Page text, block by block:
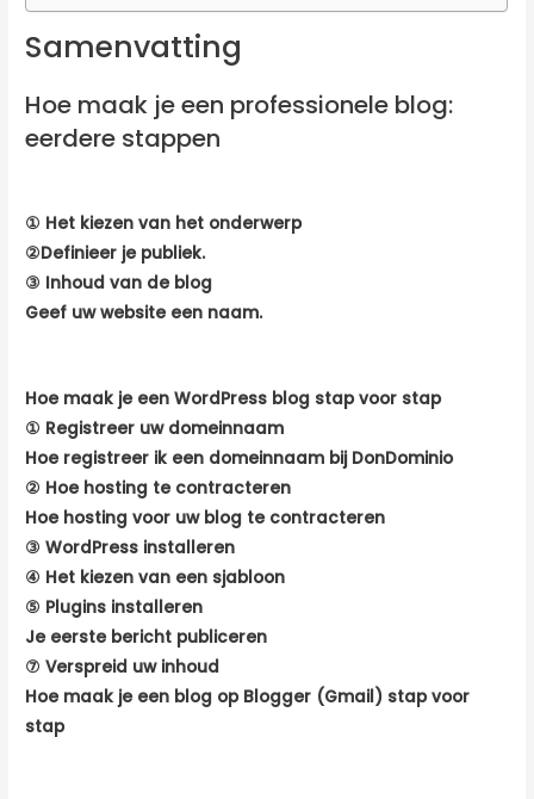
Samenvatting
Hoe maak je een professionele blog:
eerdere stappen
① Het kiezen van het onderwerp
②Definieer je publiek.
③ Inhoud van de blog
Geef uw website een naam.
Hoe maak je een WordPress blog stap voor stap
① Registreer uw domeinnaam
Hoe registreer ik een domeinnaam bij DonDominio
② Hoe hosting te contracteren
Hoe hosting voor uw blog te contracteren
③ WordPress installeren
④ Het kiezen van een sjabloon
⑤ Plugins installeren
Je eerste bericht publiceren
⑦ Verspreid uw inhoud
Hoe maak je een blog op Blogger (Gmail) stap voor
stap